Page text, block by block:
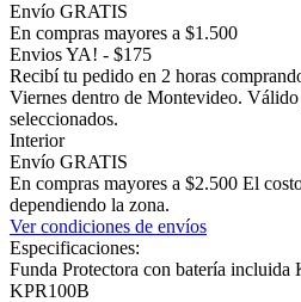
Envío GRATIS
En compras mayores a $1.500
Envios YA! - $175
Recibí tu pedido en 2 horas
Viernes dentro de Montevideo.
seleccionados.
Interior
Envío GRATIS
En compras mayores a $2.500 El
dependiendo la zona.
Ver condiciones de envíos
Especificaciones:
Funda Protectora con batería incluida
KPR100B